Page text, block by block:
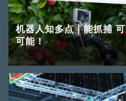
机器人知多点｜能抓捕
可能！